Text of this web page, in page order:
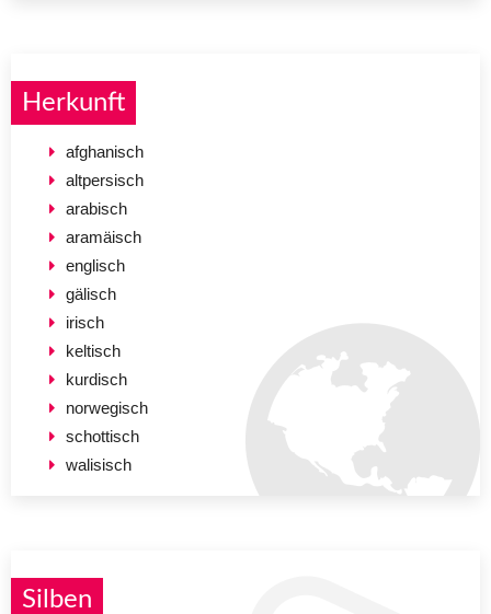
Herkunft
afghanisch
altpersisch
arabisch
aramäisch
englisch
gälisch
irisch
keltisch
kurdisch
norwegisch
schottisch
walisisch
Silben